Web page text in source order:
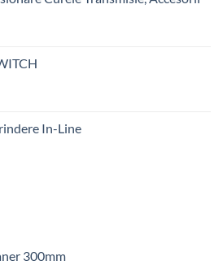
In-Line
300mm